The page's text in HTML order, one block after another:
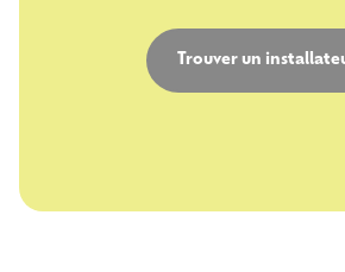
Trouver un